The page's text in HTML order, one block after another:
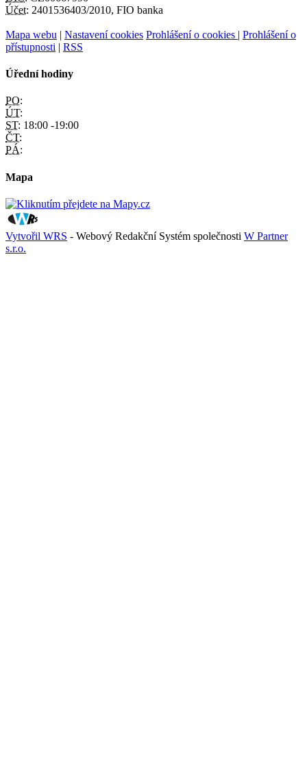
Účet: 2401536403/2010, FIO banka
Mapa webu | Nastavení cookies Prohlášení o cookies | Prohlášení o
přístupnosti | RSS
Úřední hodiny
PO:
ÚT:
ST: 18:00 -19:00
ČT:
PÁ:
Mapa
Vytvořil WRS - Webový Redakční Systém společnosti W Partner
s.r.o.